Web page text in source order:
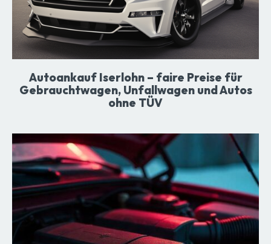
Autoankauf Iserlohn – faire Preise für
Gebrauchtwagen, Unfallwagen und Autos
ohne TÜV